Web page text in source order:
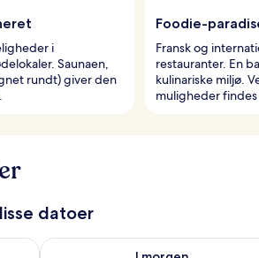
i
Saunaen,
rundt) giver den
Foodie-
Fransk og
restauranter. En
kulinariske miljø.
muligheder
datoer
7 - aug. 8
Tjek tilgængelighed for i morgen